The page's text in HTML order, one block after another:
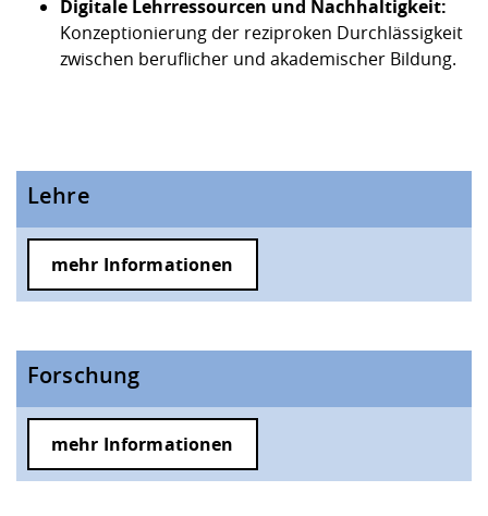
Digitale Lehrressourcen und Nachhaltigkeit:
Konzeptionierung der reziproken Durchlässigkeit
zwischen beruflicher und akademischer Bildung.
Lehre
mehr Informationen
Forschung
mehr Informationen